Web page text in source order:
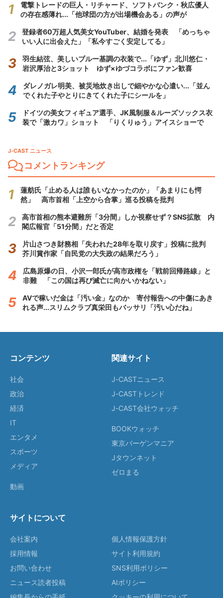
電撃トレードの巨人・リチャード、ソフトバンク・秋広優人
の存在感薄れ...「他球団の方が出場機会ある」の声が
登録者60万超人気美女YouTuber、結婚を発表 「めっちゃ
いい人に出会えた」「私今すごく安定してる」
羽生結弦、美しいブルー基調の衣装で...「ゆず」北川悠仁・
岩沢厚治と3ショット ゆず×ゆづコラボにファン歓喜
ダレノガレ明美、被災地炊き出しで細やかな心遣い...「並ん
でくれた子やとりにきてくれた子にシールを」
ドイツの美女フィギュア選手、JK風制服＆ルーズソックス衣
装で「激カワ」ショット 「りくりゅう」アイスショーで
J-CAST ニュース
コメントランキング
蓮舫氏「止める人は誰もいなかったのか」「あまりにも愕
然」 高市首相「上空から合掌」巡る投稿を批判
高市首相の熊本避難所「3分間」しか視察せず？SNS拡散 内
閣広報官「51分間」だと否定
片山さつき財務相「失われた28年を取り戻す」投稿に批判
芥川賞作家「自民党の大失政の結果だろう」
広島原爆の日、小沢一郎氏が高市政権を「戦前回帰路線」と
非難 「この国は再び滅亡に向かいかねない」
AVで稼いだ金は「汚い金」なのか 寄付報告への中傷にあき
れる声...スリムクラブ真栄田もバッサリ「汚い心だね」
コンテンツ
社会
政治
経済
IT
エンタメ
スポーツ
メディア
動画
関連サイト
J-CASTニュース
J-CASTトレンド
J-CAST会社ウォッチ
BOOKウォッチ
東京バーゲンマニア
Jタウンネット
ゼロまる
サイトについて
会社案内
採用情報
お問い合わせ
ニュース読者投稿
個人情報保護方針
サイト利用規約
SNS利用ポリシー
AIポリシー